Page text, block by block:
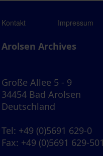
Kontakt Impressum
Arolsen Archives
Große Allee 5 - 9
34454 Bad Arolsen
Deutschland
Tel: +49 (0)5691 629-0
Fax: +49 (0)5691 629-